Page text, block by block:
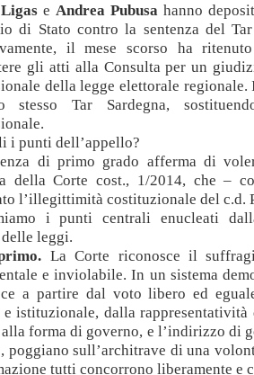
e Andrea Pubusa hanno
di Stato contro la sentenza del Tar
il mese scorso ha
gli atti alla Consulta per un
della legge elettorale
stesso Tar Sardegna,
.
i punti dell’appello?
di primo grado afferma di
della Corte cost., 1/2014, che –
l’illegittimità costituzionale del c.d.
i punti centrali enucleati
leggi.
La Corte riconosce il
e inviolabile. In un sistema
a partire dal voto libero ed
istituzionale, dalla rappresentatività
forma di governo, e l’indirizzo di
poggiano sull’architrave di una
tutti concorrono liberamente e